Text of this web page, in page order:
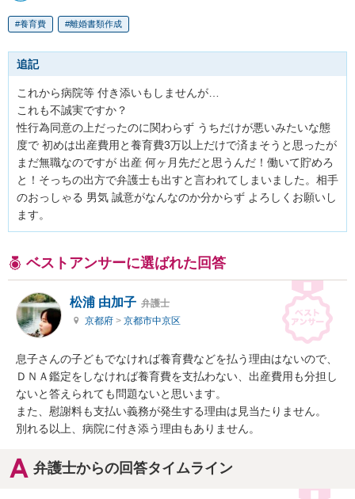
養育費 離婚書類作成
追記
これから病院等 付き添いもしませんが…
これも不誠実ですか？
性行為同意の上だったのに関わらず うちだけが悪いみたいな態
度で 初めは出産費用と養育費3万以上だけで済まそうと思ったが
まだ無職なのですが 出産 何ヶ月先だと思うんだ！働いて貯めろ
と！そっちの出方で弁護士も出すと言われてしまいました。相手
のおっしゃる 男気 誠意がなんなのか分からず よろしくお願いし
ます。
ベストアンサーに選ばれた回答
松浦 由加子 弁護士
京都府 > 京都市中京区
息子さんの子どもでなければ養育費などを払う理由はないので、
ＤＮＡ鑑定をしなければ養育費を支払わない、出産費用も分担し
ないと答えられても問題ないと思います。
また、慰謝料も支払い義務が発生する理由は見当たりません。
別れる以上、病院に付き添う理由もありません。
弁護士からの回答タイムライン